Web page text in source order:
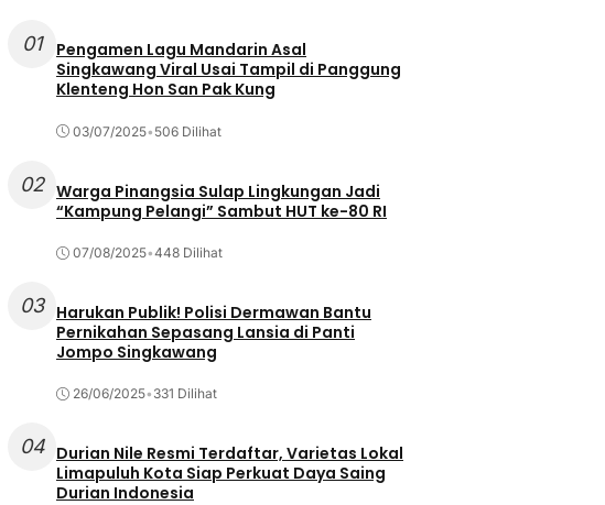
01
Pengamen Lagu Mandarin Asal
Singkawang Viral Usai Tampil di Panggung
Klenteng Hon San Pak Kung
03/07/2025• 506 Dilihat
02 Warga Pinangsia Sulap Lingkungan Jadi
“Kampung Pelangi” Sambut HUT ke-80 RI
07/08/2025•448 Dilihat
03 Harukan Publik! Polisi Dermawan Bantu
Pernikahan Sepasang Lansia di Panti
Jompo Singkawang
26/06/2025• 331 Dilihat
04 Durian Nile Resmi Terdaftar, Varietas Lokal
Limapuluh Kota Siap Perkuat Daya Saing
Durian Indonesia